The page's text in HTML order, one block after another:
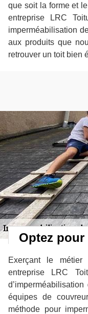
que soit la forme et
entreprise LRC
imperméabilisation
aux produits que
retrouver un toit bien
Optez pour
Exerçant le métier
entreprise LRC
équipes de
méthode pour